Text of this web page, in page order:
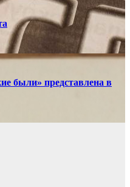
были» представлена в